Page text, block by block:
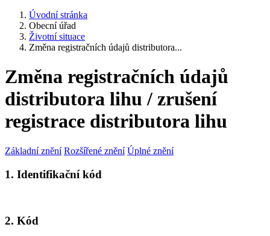
Úvodní stránka
Obecní úřad
Životní situace
Změna registračních údajů distributora...
Změna registračních údajů
distributora lihu / zrušení
registrace distributora lihu
Základní znění Rozšířené znění Úplné znění
1. Identifikační kód
2. Kód